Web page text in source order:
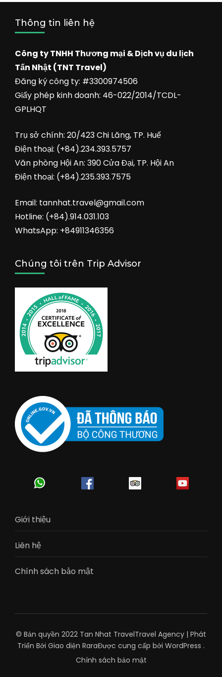
Thông tin liên hệ
Công ty TNHH Thương mại & Dịch vụ du lịch
Tấn Nhật (TNT Travel)
Đăng ký công ty: #3300974506
Giấy phép kinh doanh: 46-022/2014/TCDL-
GPLHQT
Trụ sở chính: 20/423 Chi Lăng, TP. Huế
Điện thoại: (+84).234.393.5757
Văn phòng Hội An: 390 Cửa Đại, TP. Hội An
Điện thoại: (+84).235.393.7575
Email: tannhat.travel@gmail.com
Hotline: (+84).914.031.103
WhatsApp: +84911346356
Chúng tôi trên Trip Advisor
Giới thiệu
Liên hệ
Chính sách bảo mật
© Bản quyền 2022 Tan Nhat TravelTravel Agency | Phát
Triển Bởi Giao diện RaraĐược cung cấp bởi WordPress .
Chính sách bảo mật